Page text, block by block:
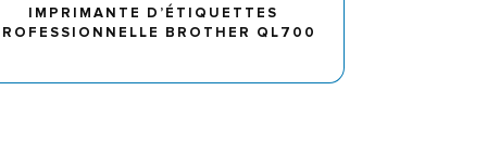
IMPRIMANTE D’ÉTIQUETTES
BROTHER QL700